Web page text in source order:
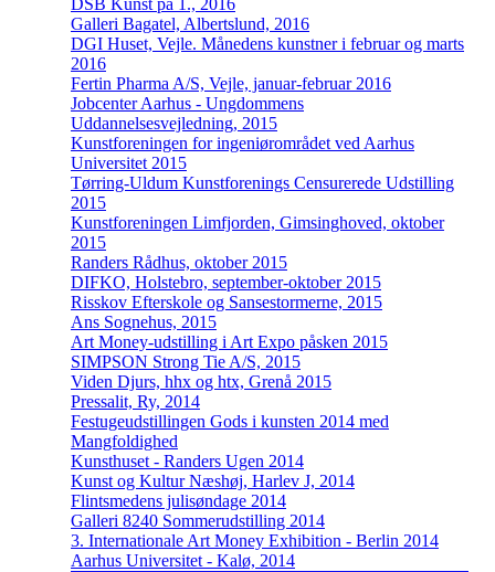
DSB Kunst på 1., 2016
Galleri Bagatel, Albertslund, 2016
DGI Huset, Vejle. Månedens kunstner i februar og marts
2016
Fertin Pharma A/S, Vejle, januar-februar 2016
Jobcenter Aarhus - Ungdommens
Uddannelsesvejledning, 2015
Kunstforeningen for ingeniørområdet ved Aarhus
Universitet 2015
Tørring-Uldum Kunstforenings Censurerede Udstilling
2015
Kunstforeningen Limfjorden, Gimsinghoved, oktober
2015
Randers Rådhus, oktober 2015
DIFKO, Holstebro, september-oktober 2015
Risskov Efterskole og Sansestormerne, 2015
Ans Sognehus, 2015
Art Money-udstilling i Art Expo påsken 2015
SIMPSON Strong Tie A/S, 2015
Viden Djurs, hhx og htx, Grenå 2015
Pressalit, Ry, 2014
Festugeudstillingen Gods i kunsten 2014 med
Mangfoldighed
Kunsthuset - Randers Ugen 2014
Kunst og Kultur Næshøj, Harlev J, 2014
Flintsmedens julisøndage 2014
Galleri 8240 Sommerudstilling 2014
3. Internationale Art Money Exhibition - Berlin 2014
Aarhus Universitet - Kalø, 2014